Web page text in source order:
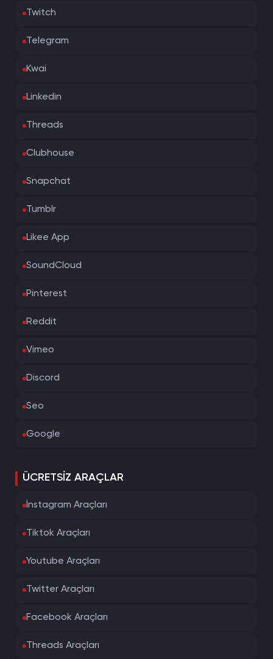
Twitch
Telegram
Kwai
Linkedin
Threads
Clubhouse
Snapchat
Tumblr
Likee App
SoundCloud
Pinterest
Reddit
Vimeo
Discord
Seo
Google
ÜCRETSIZ ARAÇLAR
İnstagram Araçları
Tiktok Araçları
Youtube Araçları
Twitter Araçları
Facebook Araçları
Threads Araçları